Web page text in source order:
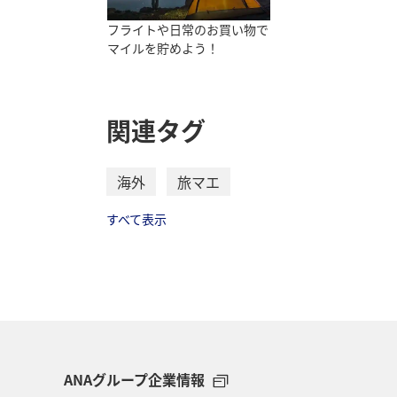
フライトや日常のお買い物で
マイルを貯めよう！
関連タグ
海外 旅マエ
すべて表示
ANAグループ企業情報